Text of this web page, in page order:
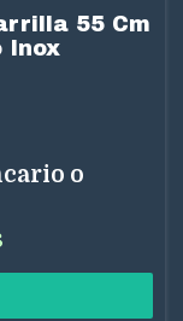
55 Cm
Inox
o